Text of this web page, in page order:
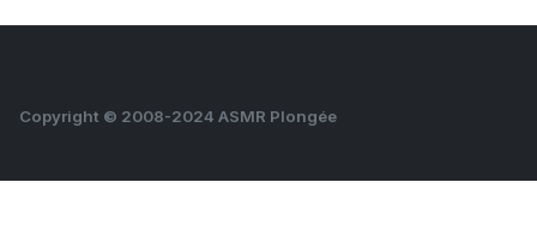
Copyright © 2008-2024 ASMR Plongée